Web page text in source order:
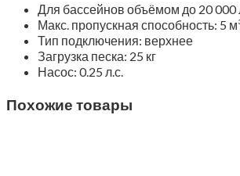
Для бассейнов объёмом до 20 000
Макс. пропускная способность: 5
Тип подключения: верхнее
Загрузка песка: 25 кг
Насос: 0.25 л.с.
Похожие товары